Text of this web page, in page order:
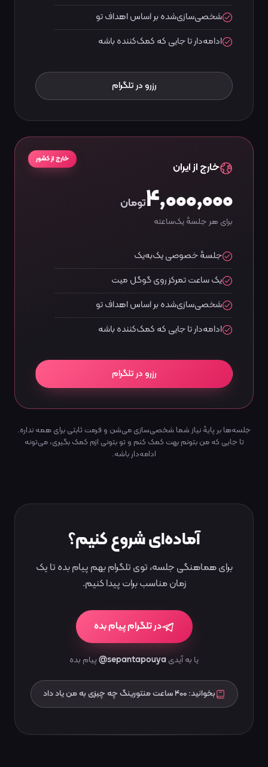
شخصی‌سازی‌شده بر اساس اهداف تو
ادامه‌دار تا جایی که کمک‌کننده باشه
رزرو در تلگرام
خارج از کشور
خارج از ایران
۴٬۰۰۰٬۰۰۰تومان
برای هر جلسهٔ یک‌ساعته
جلسهٔ خصوصی یک‌به‌یک
یک ساعت تمرکز روی گوگل میت
شخصی‌سازی‌شده بر اساس اهداف تو
ادامه‌دار تا جایی که کمک‌کننده باشه
رزرو در تلگرام
جلسه‌ها بر پایهٔ نیاز شما شخصی‌سازی می‌شن و فرمت ثابتی برای همه نداره.
تا جایی که من بتونم بهت کمک کنم و تو بتونی ازم کمک بگیری، می‌تونه
ادامه‌دار باشه.
آماده‌ای شروع کنیم؟
برای هماهنگی جلسه، توی تلگرام بهم پیام بده تا یک
زمان مناسب برات پیدا کنیم.
در تلگرام پیام بده
یا به آیدی@sepantapouyaپیام بده
بخوانید: ۴۰۰ ساعت منتورینگ چه چیزی به من یاد داد